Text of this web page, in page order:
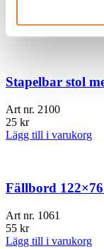
Stapelbar stol
Art nr. 2100
25 kr
Lägg till i varukorg
Fällbord
Art nr. 1061
55 kr
Lägg till i varukorg